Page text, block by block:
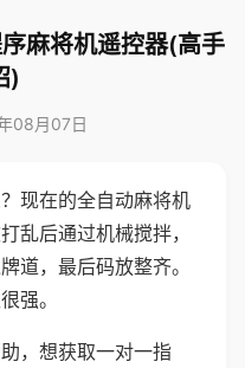
麻将机遥控器(高手
)
08月07日
现在的全自动麻将机
乱后通过机械搅拌，
道，最后码放整齐。
强。
，想获取一对一指